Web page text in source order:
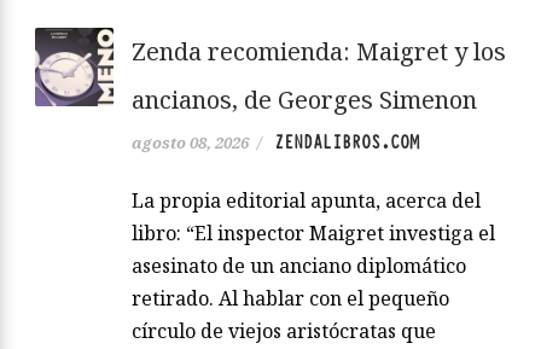
Zenda recomienda: Maigret y los
ancianos, de Georges Simenon
agosto 08, 2026 / ZENDALIBROS.COM
La propia editorial apunta, acerca del
libro: “El inspector Maigret investiga el
asesinato de un anciano diplomático
retirado. Al hablar con el pequeño
círculo de viejos aristócratas que